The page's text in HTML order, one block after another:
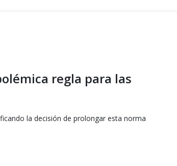
regla para las
la decisión de prolongar esta norma